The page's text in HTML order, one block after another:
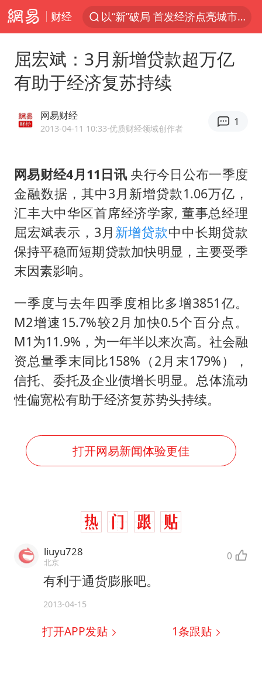
财经
以“新”破局 首发经济点亮城市消费活力
看守所辅警收受10万获刑1年
CIA被曝已秘密设立古巴工作组
U17国足1分钟轰2球
宇树科技王兴兴身家有望超200亿元
中国养老床位“三连降”
27岁女子成组织卖淫集团主犯被通缉
台风白海豚影响中国已成定局
贵州轮胎子公司获美国退税8136万
法国下周开始禁止未经同意的电话营销
吉林一“温度计大楼”读数爆表
多地要求领导干部带头休假
奋进开新局 实干挑大梁
屈宏斌：3月新增贷款超万亿
有助于经济复苏持续
网易财经
2013-04-11 10:33·优质财经领域创作者
1
网易财经4月11日讯 央行今日公布一季度
金融数据，其中3月新增贷款1.06万亿，
汇丰大中华区首席经济学家, 董事总经理
屈宏斌表示，3月 新增贷款中中长期贷款
保持平稳而短期贷款加快明显，主要受季
末因素影响。
一季度与去年四季度相比多增3851亿。
M2增速15.7%较2月加快0.5个百分点。
M1为11.9%，为一年半以来次高。社会融
资总量季末同比158%（2月末179%），
信托、委托及企业债增长明显。总体流动
性偏宽松有助于经济复苏势头持续。
打开网易新闻体验更佳
liuyu728
北京 0
有利于通货膨胀吧。
2013-04-15
打开APP发贴 1条跟贴